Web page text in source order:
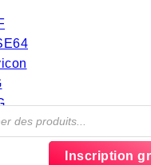
Inscription